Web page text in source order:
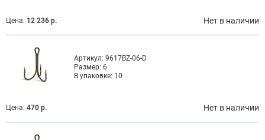
Цена: 12 236 р. Нет в наличии
Артикул: 9617BZ-06-D
Размер: 6
В упаковке: 10
Цена: 470 р. Нет в наличии